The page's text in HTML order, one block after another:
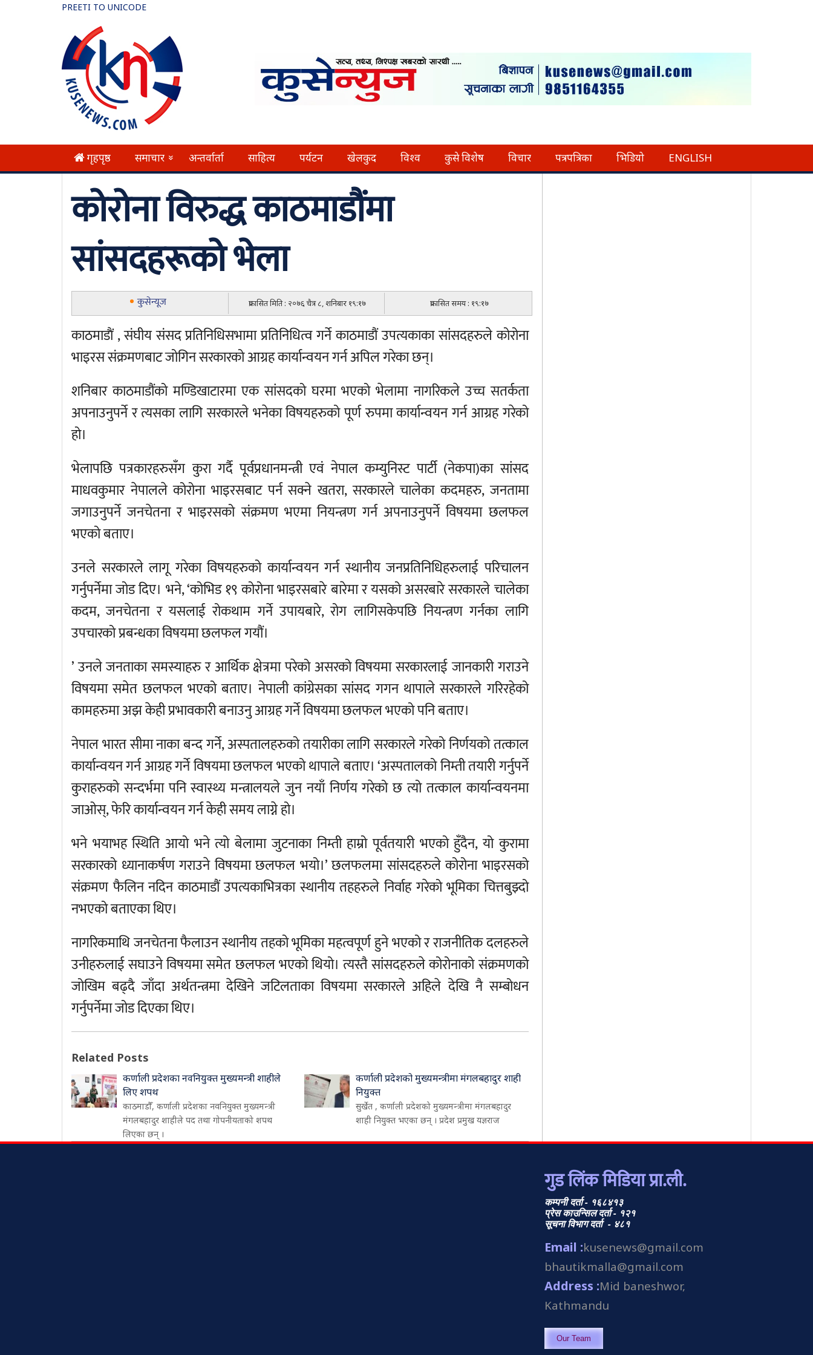
PREETI TO UNICODE
गृहपृष्ठ समाचार » अन्तर्वार्ता साहित्य पर्यटन खेलकुद विश्व कुसे विशेष विचार पत्रपत्रिका भिडियो ENGLISH
कोरोना विरुद्ध काठमाडौंमा
सांसदहरूको भेला
कुसेन्यूज प्रकासित मिति : २०७६ चैत्र ८, शनिबार १९:१७ प्रकासित समय : १९:१७
काठमाडाैं , संघीय संसद प्रतिनिधिसभामा प्रतिनिधित्व गर्ने काठमाडौं उपत्यकाका सांसदहरुले कोरोना
भाइरस संक्रमणबाट जोगिन सरकारको आग्रह कार्यान्वयन गर्न अपिल गरेका छन्।
शनिबार काठमाडौंको मण्डिखाटारमा एक सांसदको घरमा भएको भेलामा नागरिकले उच्च सतर्कता
अपनाउनुपर्ने र त्यसका लागि सरकारले भनेका विषयहरुको पूर्ण रुपमा कार्यान्वयन गर्न आग्रह गरेको
हो।
भेलापछि पत्रकारहरुसँग कुरा गर्दै पूर्वप्रधानमन्त्री एवं नेपाल कम्युनिस्ट पार्टी (नेकपा)का सांसद
माधवकुमार नेपालले कोरोना भाइरसबाट पर्न सक्ने खतरा, सरकारले चालेका कदमहरु, जनतामा
जगाउनुपर्ने जनचेतना र भाइरसको संक्रमण भएमा नियन्त्रण गर्न अपनाउनुपर्ने विषयमा छलफल
भएको बताए।
उनले सरकारले लागू गरेका विषयहरुको कार्यान्वयन गर्न स्थानीय जनप्रतिनिधिहरुलाई परिचालन
गर्नुपर्नेमा जोड दिए। भने, ‘कोभिड १९ कोरोना भाइरसबारे बारेमा र यसको असरबारे सरकारले चालेका
कदम, जनचेतना र यसलाई रोकथाम गर्ने उपायबारे, रोग लागिसकेपछि नियन्त्रण गर्नका लागि
उपचारको प्रबन्धका विषयमा छलफल गयौं।
’ उनले जनताका समस्याहरु र आर्थिक क्षेत्रमा परेको असरको विषयमा सरकारलाई जानकारी गराउने
विषयमा समेत छलफल भएको बताए। नेपाली कांग्रेसका सांसद गगन थापाले सरकारले गरिरहेको
कामहरुमा अझ केही प्रभावकारी बनाउनु आग्रह गर्ने विषयमा छलफल भएको पनि बताए।
नेपाल भारत सीमा नाका बन्द गर्ने, अस्पतालहरुको तयारीका लागि सरकारले गरेको निर्णयको तत्काल
कार्यान्वयन गर्न आग्रह गर्ने विषयमा छलफल भएको थापाले बताए। ‘अस्पतालको निम्ती तयारी गर्नुपर्ने
कुराहरुको सन्दर्भमा पनि स्वास्थ्य मन्त्रालयले जुन नयाँ निर्णय गरेको छ त्यो तत्काल कार्यान्वयनमा
जाओस्, फेरि कार्यान्वयन गर्न केही समय लाग्ने हो।
भने भयाभह स्थिति आयो भने त्यो बेलामा जुटनाका निम्ती हाम्रो पूर्वतयारी भएको हुँदैन, यो कुरामा
सरकारको ध्यानाकर्षण गराउने विषयमा छलफल भयो।’ छलफलमा सांसदहरुले कोरोना भाइरसको
संक्रमण फैलिन नदिन काठमाडौं उपत्यकाभित्रका स्थानीय तहहरुले निर्वाह गरेको भूमिका चित्तबुझ्दो
नभएको बताएका थिए।
नागरिकमाथि जनचेतना फैलाउन स्थानीय तहको भूमिका महत्वपूर्ण हुने भएको र राजनीतिक दलहरुले
उनीहरुलाई सघाउने विषयमा समेत छलफल भएको थियो। त्यस्तै सांसदहरुले कोरोनाको संक्रमणको
जोखिम बढ्दै जाँदा अर्थतन्त्रमा देखिने जटिलताका विषयमा सरकारले अहिले देखि नै सम्बोधन
गर्नुपर्नेमा जोड दिएका थिए।
Related Posts
कर्णाली प्रदेशका नवनियुक्त मुख्यमन्त्री शाहीले
लिए शपथ
काठमाडौँ, कर्णाली प्रदेशका नवनियुक्त मुख्यमन्त्री
मंगलबहादुर शाहीले पद तथा गोपनीयताको शपथ
लिएका छन् ।
कर्णाली प्रदेशको मुख्यमन्त्रीमा मंगलबहादुर शाही
नियुक्त
सुर्खेत , कर्णाली प्रदेशको मुख्यमन्त्रीमा मंगलबहादुर
शाही नियुक्त भएका छन् । प्रदेश प्रमुख यज्ञराज
गुड लिंक मिडिया प्रा.ली.
कम्पनी दर्ता - १६८४१३
प्रेस काउन्सिल दर्ता - १२१
सूचना विभाग दर्ता - ४८१
Email :kusenews@gmail.com
bhautikmalla@gmail.com
Address :Mid baneshwor,
Kathmandu
Our Team